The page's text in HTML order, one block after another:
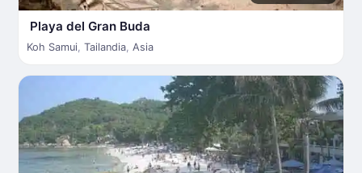
Playa del Gran Buda
Koh Samui, Tailandia, Asia